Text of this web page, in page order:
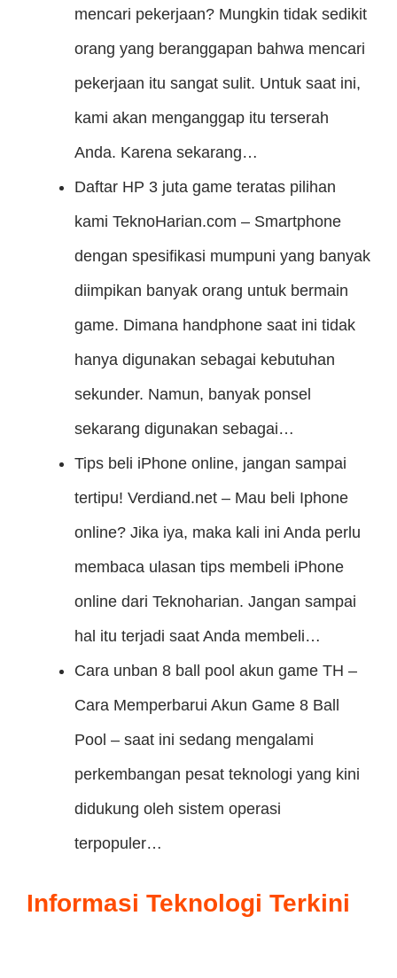
mencari pekerjaan? Mungkin tidak sedikit
orang yang beranggapan bahwa mencari
pekerjaan itu sangat sulit. Untuk saat ini,
kami akan menganggap itu terserah
Anda. Karena sekarang…
Daftar HP 3 juta game teratas pilihan
kami TeknoHarian.com – Smartphone
dengan spesifikasi mumpuni yang banyak
diimpikan banyak orang untuk bermain
game. Dimana handphone saat ini tidak
hanya digunakan sebagai kebutuhan
sekunder. Namun, banyak ponsel
sekarang digunakan sebagai…
Tips beli iPhone online, jangan sampai
tertipu! Verdiand.net – Mau beli Iphone
online? Jika iya, maka kali ini Anda perlu
membaca ulasan tips membeli iPhone
online dari Teknoharian. Jangan sampai
hal itu terjadi saat Anda membeli…
Cara unban 8 ball pool akun game TH –
Cara Memperbarui Akun Game 8 Ball
Pool – saat ini sedang mengalami
perkembangan pesat teknologi yang kini
didukung oleh sistem operasi
terpopuler…
Informasi Teknologi Terkini